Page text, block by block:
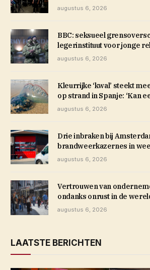
augustus 6, 2026
BBC: seksueel
legerinstituut voor jonge
augustus 6, 2026
Kleurrijke ‘kwal’ steekt
op strand in Spanje: ‘Kan
augustus 6, 2026
Drie inbraken bij
brandweerkazernes in
augustus 6, 2026
Vertrouwen van
ondanks onrust in de
augustus 6, 2026
LAATSTE BERICHTEN